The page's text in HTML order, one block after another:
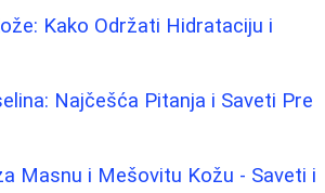
Kako Održati Hidrataciju i
Najčešća Pitanja i Saveti Pre
Masnu i Mešovitu Kožu - Saveti i